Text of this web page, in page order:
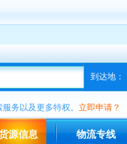
到达地：
务以及更多特权。 立即申请？
源信息 物流专线